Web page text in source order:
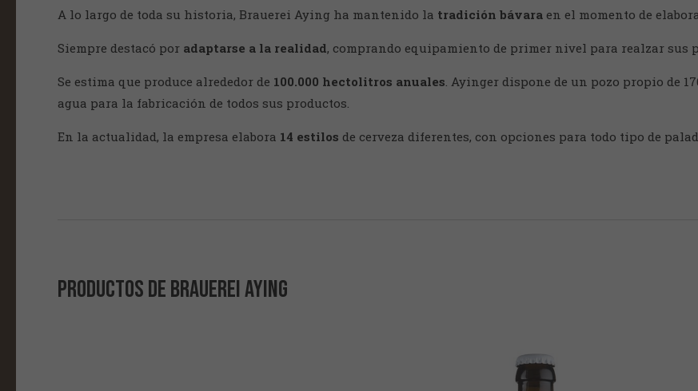
A lo largo de toda su historia, Brauerei Aying ha mantenido la tradición bávara en el momento de
Siempre destacó por adaptarse a la realidad, comprando equipamiento de primer nivel para realzar sus
Se estima que produce alrededor de 100.000 hectolitros anuales . Ayinger dispone de un pozo propio de
agua para la fabricación de todos sus productos.
En la actualidad, la empresa elabora 14 estilos de cerveza diferentes, con opciones para todo tipo de
PRODUCTOS DE Brauerei Aying